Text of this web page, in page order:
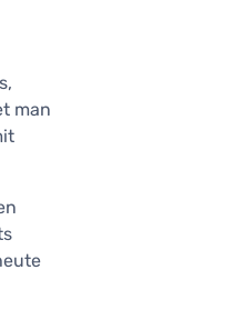
man